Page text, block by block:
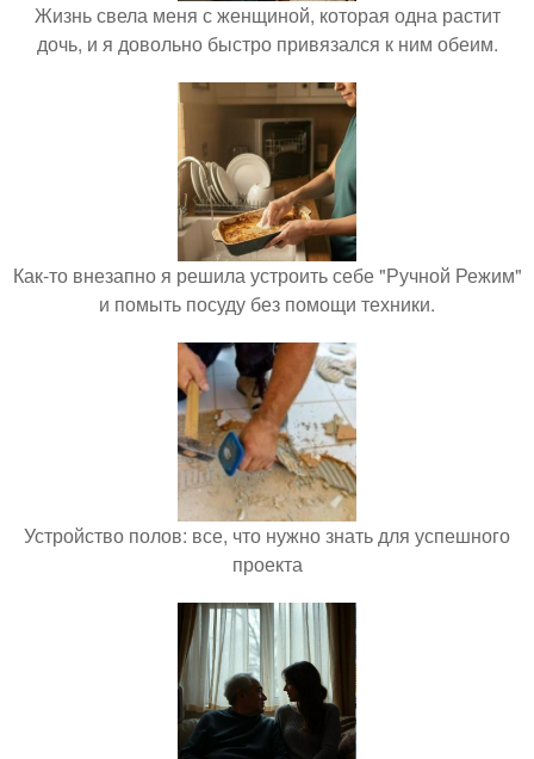
Жизнь свела меня с женщиной, которая одна растит
дочь, и я довольно быстро привязался к ним обеим.
Как-то внезапно я решила устроить себе "Ручной Режим"
и помыть посуду без помощи техники.
Устройство полов: все, что нужно знать для успешного
проекта